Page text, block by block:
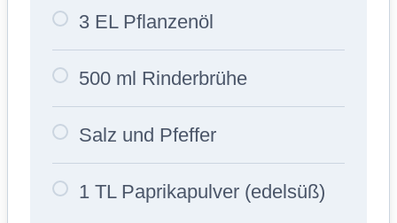
3 EL Pflanzenöl
500 ml Rinderbrühe
Salz und Pfeffer
1 TL Paprikapulver (edelsüß)